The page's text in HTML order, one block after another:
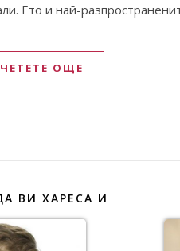
Ето и най-
ОЩЕ
ВИ ХАРЕСА И